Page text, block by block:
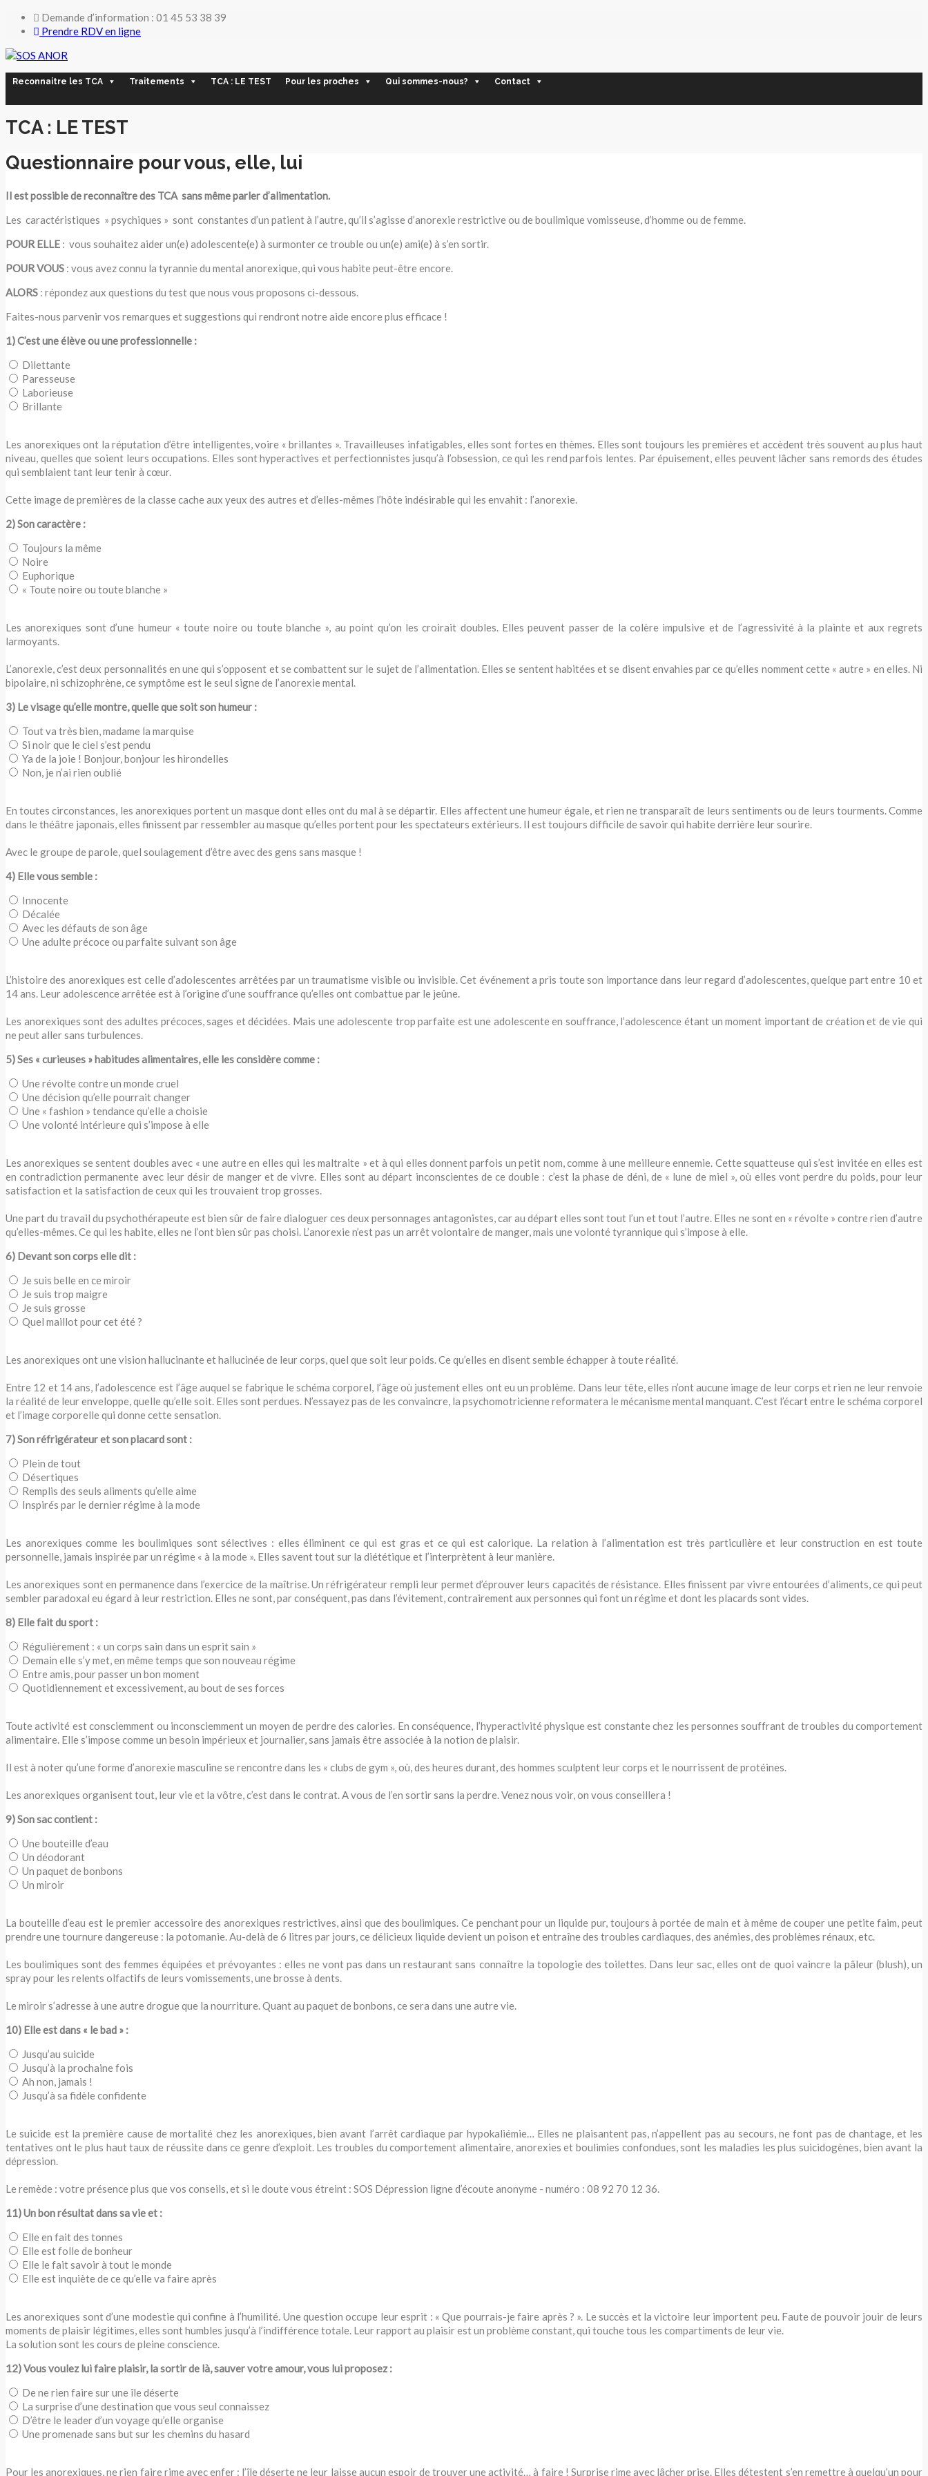
Demande d’information : 01 45 53 38 39
Prendre RDV en ligne
Reconnaitre les TCA Traitements TCA : LE TEST Pour les proches Qui sommes-nous? Contact
TCA : LE TEST
Questionnaire pour vous, elle, lui
Il est possible de reconnaître des TCA sans même parler d’alimentation.
Les caractéristiques » psychiques » sont constantes d’un patient à l’autre, qu’il s’agisse d’anorexie restrictive ou de boulimique vomisseuse, d’homme ou de femme.
POUR ELLE : vous souhaitez aider un(e) adolescente(e) à surmonter ce trouble ou un(e) ami(e) à s’en sortir.
POURVOUS : vous avez connu la tyrannie du mental anorexique, qui vous habite peut-être encore.
ALORS : répondez aux questions du test que nous vous proposons ci-dessous.
Faites-nous parvenir vos remarques et suggestions qui rendront notre aide encore plus efficace !
1) C’est une élève ou une professionnelle :
Dilettante
Paresseuse
Laborieuse
Brillante
Les anorexiques ont la réputation d’être intelligentes, voire « brillantes ». Travailleuses infatigables, elles sont fortes en thèmes. Elles sont toujours les premières et accèdent très souvent au plus haut
niveau, quelles que soient leurs occupations. Elles sont hyperactives et perfectionnistes jusqu’à l’obsession, ce qui les rend parfois lentes. Par épuisement, elles peuvent lâcher sans remords des études
qui semblaient tant leur tenir à cœur.
Cette image de premières de la classe cache aux yeux des autres et d’elles-mêmes l’hôte indésirable qui les envahit : l’anorexie.
2) Son caractère :
Toujours la même
Noire
Euphorique
« Toute noire ou toute blanche »
Les anorexiques sont d’une humeur « toute noire ou toute blanche », au point qu’on les croirait doubles. Elles peuvent passer de la colère impulsive et de l’agressivité à la plainte et aux regrets
larmoyants.
L’anorexie, c’est deux personnalités en une qui s’opposent et se combattent sur le sujet de l’alimentation. Elles se sentent habitées et se disent envahies par ce qu’elles nomment cette « autre » en elles. Ni
bipolaire, ni schizophrène, ce symptôme est le seul signe de l’anorexie mental.
3) Le visage qu’elle montre, quelle que soit son humeur :
Tout va très bien, madame la marquise
Si noir que le ciel s’est pendu
Ya de la joie ! Bonjour, bonjour les hirondelles
Non, je n’ai rien oublié
En toutes circonstances, les anorexiques portent un masque dont elles ont du mal à se départir. Elles affectent une humeur égale, et rien ne transparaît de leurs sentiments ou de leurs tourments. Comme
dans le théâtre japonais, elles finissent par ressembler au masque qu’elles portent pour les spectateurs extérieurs. Il est toujours difficile de savoir qui habite derrière leur sourire.
Avec le groupe de parole, quel soulagement d’être avec des gens sans masque !
4) Elle vous semble :
Innocente
Décalée
Avec les défauts de son âge
Une adulte précoce ou parfaite suivant son âge
L’histoire des anorexiques est celle d’adolescentes arrêtées par un traumatisme visible ou invisible. Cet événement a pris toute son importance dans leur regard d’adolescentes, quelque part entre 10 et
14 ans. Leur adolescence arrêtée est à l’origine d’une souffrance qu’elles ont combattue par le jeûne.
Les anorexiques sont des adultes précoces, sages et décidées. Mais une adolescente trop parfaite est une adolescente en souffrance, l’adolescence étant un moment important de création et de vie qui
ne peut aller sans turbulences.
5) Ses « curieuses » habitudes alimentaires, elle les considère comme :
Une révolte contre un monde cruel
Une décision qu’elle pourrait changer
Une « fashion » tendance qu’elle a choisie
Une volonté intérieure qui s’impose à elle
Les anorexiques se sentent doubles avec « une autre en elles qui les maltraite » et à qui elles donnent parfois un petit nom, comme à une meilleure ennemie. Cette squatteuse qui s’est invitée en elles est
en contradiction permanente avec leur désir de manger et de vivre. Elles sont au départ inconscientes de ce double : c’est la phase de déni, de « lune de miel », où elles vont perdre du poids, pour leur
satisfaction et la satisfaction de ceux qui les trouvaient trop grosses.
Une part du travail du psychothérapeute est bien sûr de faire dialoguer ces deux personnages antagonistes, car au départ elles sont tout l’un et tout l’autre. Elles ne sont en « révolte » contre rien d’autre
qu’elles-mêmes. Ce qui les habite, elles ne l’ont bien sûr pas choisi. L’anorexie n’est pas un arrêt volontaire de manger, mais une volonté tyrannique qui s’impose à elle.
6) Devant son corps elle dit :
Je suis belle en ce miroir
Je suis trop maigre
Je suis grosse
Quel maillot pour cet été ?
Les anorexiques ont une vision hallucinante et hallucinée de leur corps, quel que soit leur poids. Ce qu’elles en disent semble échapper à toute réalité.
Entre 12 et 14 ans, l’adolescence est l’âge auquel se fabrique le schéma corporel, l’âge où justement elles ont eu un problème. Dans leur tête, elles n’ont aucune image de leur corps et rien ne leur renvoie
la réalité de leur enveloppe, quelle qu’elle soit. Elles sont perdues. N’essayez pas de les convaincre, la psychomotricienne reformatera le mécanisme mental manquant. C’est l’écart entre le schéma corporel
et l’image corporelle qui donne cette sensation.
7) Son réfrigérateur et son placard sont :
Plein de tout
Désertiques
Remplis des seuls aliments qu’elle aime
Inspirés par le dernier régime à la mode
Les anorexiques comme les boulimiques sont sélectives : elles éliminent ce qui est gras et ce qui est calorique. La relation à l’alimentation est très particulière et leur construction en est toute
personnelle, jamais inspirée par un régime « à la mode ». Elles savent tout sur la diététique et l’interprètent à leur manière.
Les anorexiques sont en permanence dans l’exercice de la maîtrise. Un réfrigérateur rempli leur permet d’éprouver leurs capacités de résistance. Elles finissent par vivre entourées d’aliments, ce qui peut
sembler paradoxal eu égard à leur restriction. Elles ne sont, par conséquent, pas dans l’évitement, contrairement aux personnes qui font un régime et dont les placards sont vides.
8) Elle fait du sport :
Régulièrement : « un corps sain dans un esprit sain »
Demain elle s’y met, en même temps que son nouveau régime
Entre amis, pour passer un bon moment
Quotidiennement et excessivement, au bout de ses forces
Toute activité est consciemment ou inconsciemment un moyen de perdre des calories. En conséquence, l’hyperactivité physique est constante chez les personnes souffrant de troubles du comportement
alimentaire. Elle s’impose comme un besoin impérieux et journalier, sans jamais être associée à la notion de plaisir.
Il est à noter qu’une forme d’anorexie masculine se rencontre dans les « clubs de gym », où, des heures durant, des hommes sculptent leur corps et le nourrissent de protéines.
Les anorexiques organisent tout, leur vie et la vôtre, c’est dans le contrat. A vous de l’en sortir sans la perdre. Venez nous voir, on vous conseillera !
9) Son sac contient :
Une bouteille d’eau
Un déodorant
Un paquet de bonbons
Un miroir
La bouteille d’eau est le premier accessoire des anorexiques restrictives, ainsi que des boulimiques. Ce penchant pour un liquide pur, toujours à portée de main et à même de couper une petite faim, peut
prendre une tournure dangereuse : la potomanie. Au-delà de 6 litres par jours, ce délicieux liquide devient un poison et entraîne des troubles cardiaques, des anémies, des problèmes rénaux, etc.
Les boulimiques sont des femmes équipées et prévoyantes : elles ne vont pas dans un restaurant sans connaître la topologie des toilettes. Dans leur sac, elles ont de quoi vaincre la pâleur (blush), un
spray pour les relents olfactifs de leurs vomissements, une brosse à dents.
Le miroir s’adresse à une autre drogue que la nourriture. Quant au paquet de bonbons, ce sera dans une autre vie.
10) Elle est dans « le bad » :
Jusqu’au suicide
Jusqu’à la prochaine fois
Ah non, jamais !
Jusqu’à sa fidèle confidente
Le suicide est la première cause de mortalité chez les anorexiques, bien avant l’arrêt cardiaque par hypokaliémie… Elles ne plaisantent pas, n’appellent pas au secours, ne font pas de chantage, et les
tentatives ont le plus haut taux de réussite dans ce genre d’exploit. Les troubles du comportement alimentaire, anorexies et boulimies confondues, sont les maladies les plus suicidogènes, bien avant la
dépression.
Le remède : votre présence plus que vos conseils, et si le doute vous étreint : SOS Dépression ligne d’écoute anonyme - numéro : 08 92 70 12 36.
11) Un bon résultat dans sa vie et :
Elle en fait des tonnes
Elle est folle de bonheur
Elle le fait savoir à tout le monde
Elle est inquiète de ce qu’elle va faire après
Les anorexiques sont d’une modestie qui confine à l’humilité. Une question occupe leur esprit : « Que pourrais-je faire après ? ». Le succès et la victoire leur importent peu. Faute de pouvoir jouir de leurs
moments de plaisir légitimes, elles sont humbles jusqu’à l’indifférence totale. Leur rapport au plaisir est un problème constant, qui touche tous les compartiments de leur vie.
La solution sont les cours de pleine conscience.
12) Vous voulez lui faire plaisir, la sortir de là, sauver votre amour, vous lui proposez :
De ne rien faire sur une île déserte
La surprise d’une destination que vous seul connaissez
D’être le leader d’un voyage qu’elle organise
Une promenade sans but sur les chemins du hasard
Pour les anorexiques, ne rien faire rime avec enfer : l’île déserte ne leur laisse aucun espoir de trouver une activité… à faire ! Surprise rime avec lâcher prise. Elles détestent s’en remettre à quelqu’un pour